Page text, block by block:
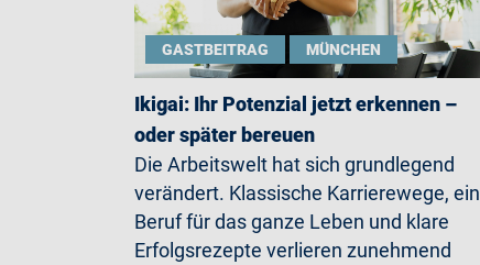
GASTBEITRAG MÜNCHEN
Ikigai: Ihr Potenzial jetzt erkennen –
oder später bereuen
Die Arbeitswelt hat sich grundlegend
verändert. Klassische Karrierewege, ein
Beruf für das ganze Leben und klare
Erfolgsrezepte verlieren zunehmend